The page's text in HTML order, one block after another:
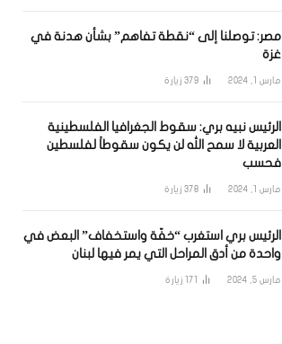
مصر: توصلنا إلى “نقطة تفاهم” بشأن هدنة في
غزة
مارس 1, 2024 379 زيارة
الرئيس نبيه بري: سقوط الجغرافيا الفلسطينية
العربية لا سمح الله لن يكون سقوطاً لفلسطين
فحسب
مارس 1, 2024 378 زيارة
الرئيس بري استغرب “خفّة واستخفاف” البعض في
واحدة من أدق المراحل التي يمر فيها لبنان
مارس 5, 2024 171 زيارة